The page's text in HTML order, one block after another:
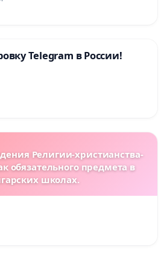
Telegram в России!
Религии-христианства-
обязательного предмета в
школах.